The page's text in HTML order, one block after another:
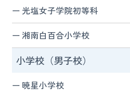
光塩女子学院初等科
湘南白百合小学校
小学校（男子校）
暁星小学校